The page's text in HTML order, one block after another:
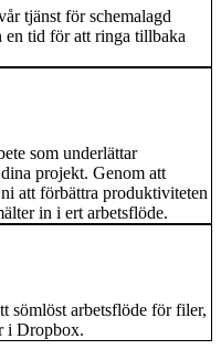
tjänst för schemalagd
en tid för att ringa tillbaka
som underlättar
projekt. Genom att
att förbättra produktiviteten
in i ert arbetsflöde.
arbetsflöde för filer,
i Dropbox.